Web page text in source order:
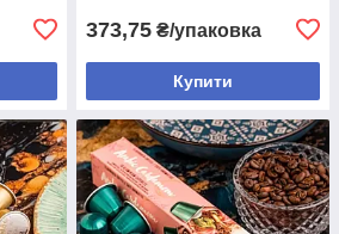
373,75 ₴/упаковка
Купити